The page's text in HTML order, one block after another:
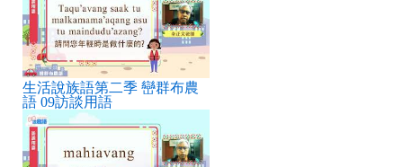
生活說族語第二季 巒群布農
語 09訪談用語